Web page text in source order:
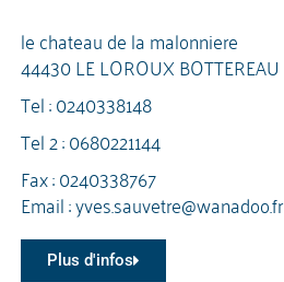
le chateau de la malonniere
44430 LE LOROUX BOTTEREAU
Tel :0240338148
Tel 2 :0680221144
Fax : 0240338767
Email :yves.sauvetre@wanadoo.fr
Plus d'infos